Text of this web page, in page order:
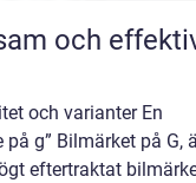
och
och varianter En
g” Bilmärket på G,
eftertraktat